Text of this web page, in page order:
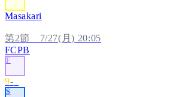
Masakari
第2節 7/27(月) 20:05
FCPB
F
9-
S